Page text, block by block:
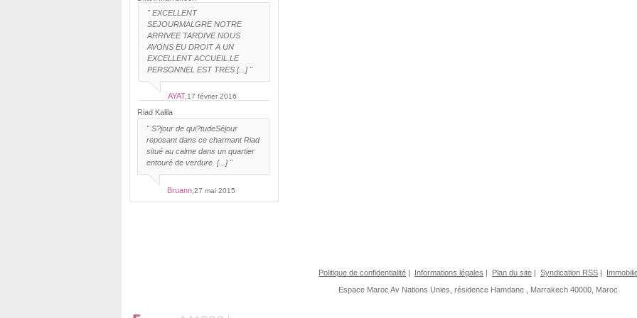
"EXCELLENT
SEJOURMALGRE NOTRE
ARRIVEE TARDIVE NOUS
AVONS EU DROIT A UN
EXCELLENT ACCUEIL.LE
PERSONNEL EST TRES [...] "
AYAT, 17 février 2016
Riad Kalila
"S?jour de qui?tudeSéjour
reposant dans ce charmant Riad
situé au calme dans un quartier
entouré de verdure. [...] "
Bruann, 27 mai 2015
Politique de confidentialité | Informations légales | Plan du site | Syndication RSS |
Espace Maroc Av Nations Unies, résidence Hamdane Marrakech 40000, Maroc